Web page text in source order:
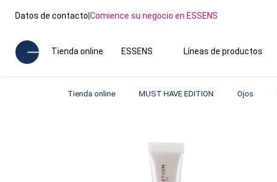
Datos de contacto|Comience su negocio en ESSENS
Tienda online ESSENS Líneas de productos
Tienda online MUST HAVE EDITION Ojos